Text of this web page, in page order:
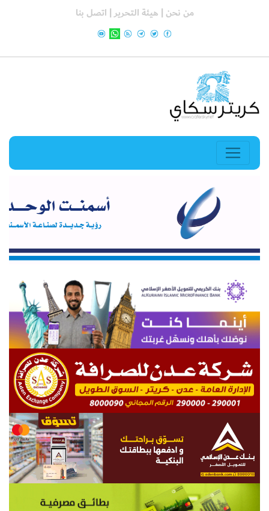
من نحن | هيئة التحرير | اتصل بنا